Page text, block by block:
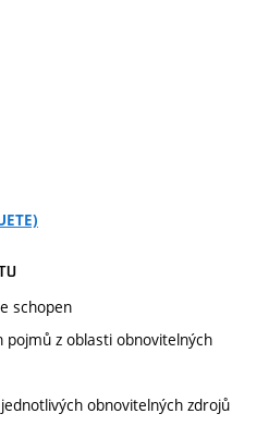
schopen
pojmů z oblasti obnovitelných
obnovitelných zdrojů